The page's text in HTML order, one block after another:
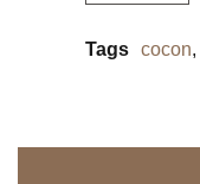
Tags cocon,